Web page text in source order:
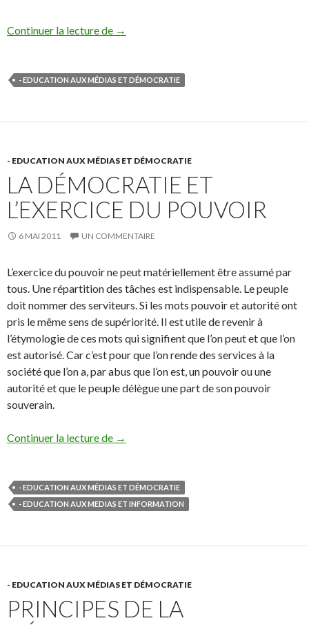
Continuer la lecture de Composantes de quelques démocraties
→
- EDUCATION AUX MÉDIAS ET DÉMOCRATIE
- EDUCATION AUX MÉDIAS ET DÉMOCRATIE
LA DÉMOCRATIE ET
L’EXERCICE DU POUVOIR
6 MAI 2011 UN COMMENTAIRE
L’exercice du pouvoir ne peut matériellement être assumé par
tous. Une répartition des tâches est indispensable. Le peuple
doit nommer des serviteurs. Si les mots pouvoir et autorité ont
pris le même sens de supériorité. Il est utile de revenir à
l’étymologie de ces mots qui signifient que l’on peut et que l’on
est autorisé. Car c’est pour que l’on rende des services à la
société que l’on a, par abus que l’on est, un pouvoir ou une
autorité et que le peuple délègue une part de son pouvoir
souverain.
Continuer la lecture de La démocratie et l’exercice du pouvoir
→
- EDUCATION AUX MÉDIAS ET DÉMOCRATIE
- EDUCATION AUX MEDIAS ET INFORMATION
- EDUCATION AUX MÉDIAS ET DÉMOCRATIE
PRINCIPES DE LA